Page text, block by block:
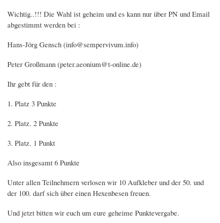
Wichtig..!!! Die Wahl ist geheim und es kann nur über PN und Email
abgestimmt werden bei :
Hans-Jörg Gensch (info@sempervivum.info)
Peter Großmann (peter.aeonium@t-online.de)
Ihr gebt für den :
1. Platz 3 Punkte
2. Platz. 2 Punkte
3. Platz. 1 Punkt
Also insgesamt 6 Punkte
Unter allen Teilnehmern verlosen wir 10 Aufkleber und der 50. und
der 100. darf sich über einen Hexenbesen freuen.
Und jetzt bitten wir euch um eure geheime Punktevergabe.